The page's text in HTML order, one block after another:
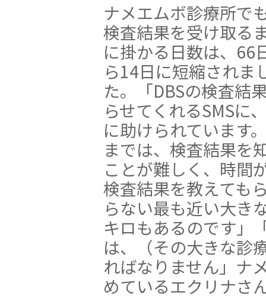
ナメエムボ診療所で
検査結果を受け取る
に掛かる日数は、66
ら14日に短縮されま
た。「DBSの検査結
らせてくれるSMSに
に助けられています
までは、検査結果を
ことが難しく、時間
検査結果を教えても
らない最も近い大き
キロもあるのです」
は、（その大きな診
ればなりません」ナ
めているエクリナさ